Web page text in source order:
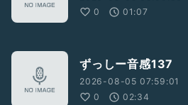
0
01:07
ずっしー音感137
2026-08-05 07:59:01
0
02:34